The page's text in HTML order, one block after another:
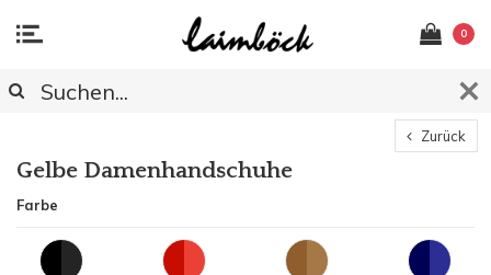
0
Zurück
Gelbe Damenhandschuhe
Farbe